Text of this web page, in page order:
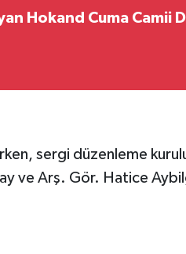
Hokand Cuma Camii
sergi düzenleme
ve Arş. Gör. Hatice